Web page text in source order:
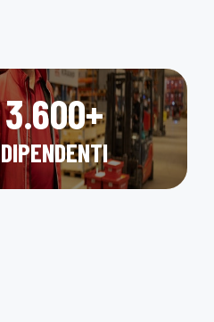
3.600+
DIPENDENTI